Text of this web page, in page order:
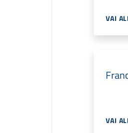
VAI
VAI